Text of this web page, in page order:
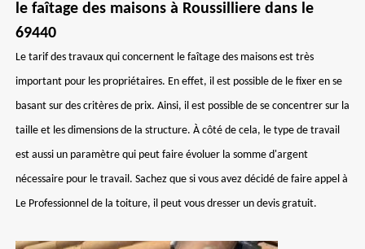
le faîtage des maisons à Roussilliere dans le
69440
Le tarif des travaux qui concernent le faîtage des maisons est très
important pour les propriétaires. En effet, il est possible de le fixer en se
basant sur des critères de prix. Ainsi, il est possible de se concentrer sur la
taille et les dimensions de la structure. À côté de cela, le type de travail
est aussi un paramètre qui peut faire évoluer la somme d'argent
nécessaire pour le travail. Sachez que si vous avez décidé de faire appel à
Le Professionnel de la toiture, il peut vous dresser un devis gratuit.